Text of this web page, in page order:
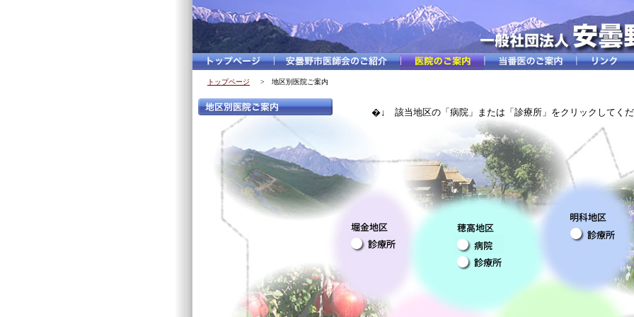
トップページ > 地区別医院ご案内
�↓ 該当地区の「病院」または「診療所」をクリックしてく